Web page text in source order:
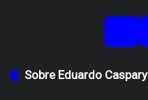
Sobre Eduardo Caspary